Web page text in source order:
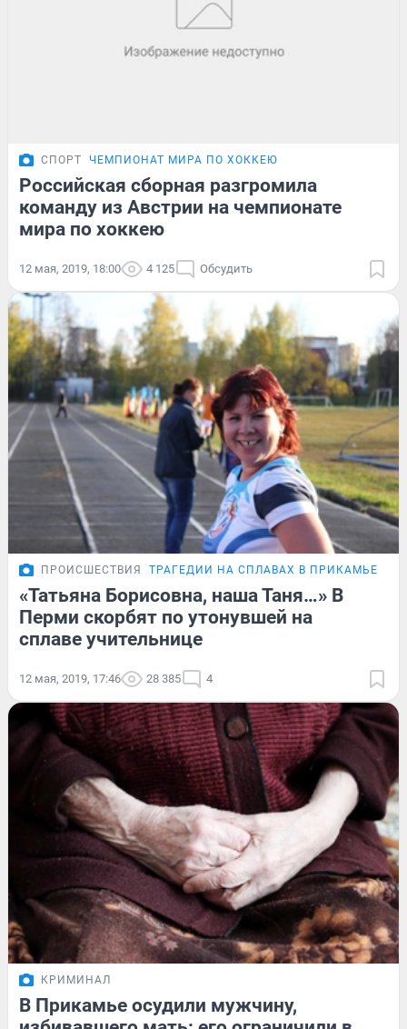
СПОРТ ЧЕМПИОНАТ МИРА ПО ХОККЕЮ
Российская сборная разгромила
команду из Австрии на чемпионате
мира по хоккею
12 мая, 2019, 18:00 4 125 Обсудить
ПРОИСШЕСТВИЯ ТРАГЕДИИ НА СПЛАВАХ В ПРИКАМЬЕ
«Татьяна Борисовна, наша Таня…» В
Перми скорбят по утонувшей на
сплаве учительнице
12 мая, 2019, 17:46 28 385 4
КРИМИНАЛ
В Прикамье осудили мужчину,